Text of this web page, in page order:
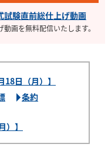
試験直前総仕上げ動画
画を無料配信いたします。
日（月）】
条約
】